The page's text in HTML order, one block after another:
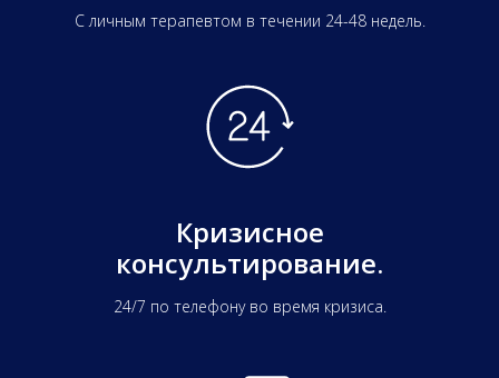
С личным терапевтом в течении 24-48 недель.
Кризисное
консультирование.
24/7 по телефону во время кризиса.